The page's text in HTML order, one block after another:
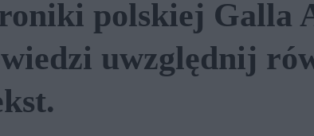
polskiej Galla
uwzględnij